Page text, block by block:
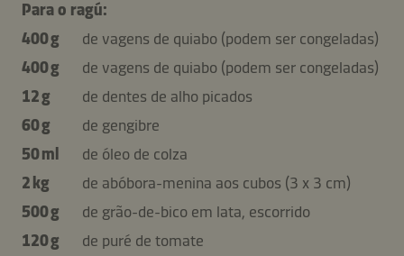
Para o ragú:
400 g
de vagens de quiabo (podem ser congeladas)
400 g
de vagens de quiabo (podem ser congeladas)
12 g
de dentes de alho picados
60 g
de gengibre
50 ml
de óleo de colza
2 kg
de abóbora-menina aos cubos (3 x 3 cm)
500 g
de grão-de-bico em lata, escorrido
120 g
de puré de tomate